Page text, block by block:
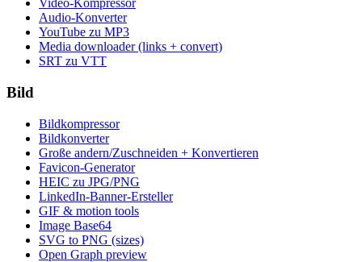
Video-Kompressor
Audio-Konverter
YouTube zu MP3
Media downloader (links + convert)
SRT zu VTT
Bild
Bildkompressor
Bildkonverter
Große andern/Zuschneiden + Konvertieren
Favicon-Generator
HEIC zu JPG/PNG
LinkedIn-Banner-Ersteller
GIF & motion tools
Image Base64
SVG to PNG (sizes)
Open Graph preview